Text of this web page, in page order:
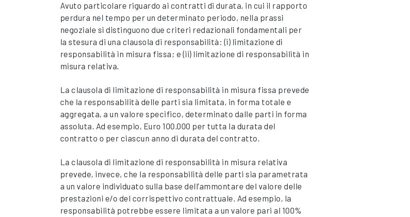
Avuto particolare riguardo ai contratti di durata, in cui il rapporto
perdura nel tempo per un determinato periodo, nella prassi
negoziale si distinguono due criteri redazionali fondamentali per
la stesura di una clausola di responsabilità: (i) limitazione di
responsabilità in misura fissa; e (ii) limitazione di responsabilità in
misura relativa.
La clausola di limitazione di responsabilità in misura fissa prevede
che la responsabilità delle parti sia limitata, in forma totale e
aggregata, a un valore specifico, determinato dalle parti in forma
assoluta. Ad esempio, Euro 100.000 per tutta la durata del
contratto o per ciascun anno di durata del contratto.
La clausola di limitazione di responsabilità in misura relativa
prevede, invece, che la responsabilità delle parti sia parametrata
a un valore individuato sulla base dell’ammontare del valore delle
prestazioni e/o del corrispettivo contrattuale. Ad esempio, la
responsabilità potrebbe essere limitata a un valore pari al 100%